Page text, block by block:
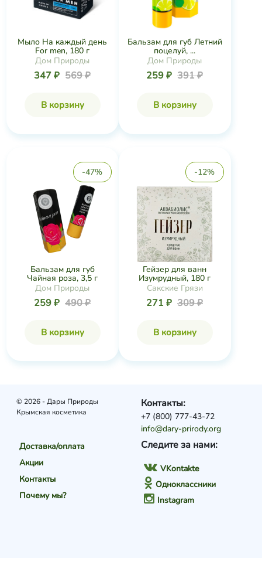
Мыло На каждый день
For men, 180 г
Дом Природы
347 ₽ 569 ₽
В корзину
Бальзам для губ Летний
поцелуй, ...
Дом Природы
259 ₽ 391 ₽
В корзину
-47%
Бальзам для губ
Чайная роза, 3,5 г
Дом Природы
259 ₽ 490 ₽
В корзину
-12%
Гейзер для ванн
Изумрудный, 180 г
Сакские Грязи
271 ₽ 309 ₽
В корзину
© 2026 - Дары Природы
Крымская косметика
Доставка/оплата
Акции
Контакты
Почему мы?
Следите за нами:
VKontakte
Одноклассники
Instagram
Контакты:
+7 (800) 777-43-72
info@dary-prirody.org